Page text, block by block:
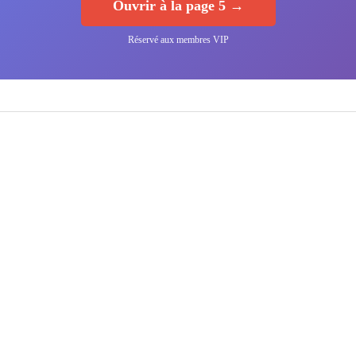
Ouvrir à la page 5 →
Réservé aux membres VIP